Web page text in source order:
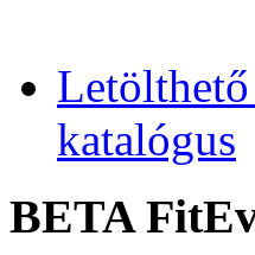
katalógus
BETA